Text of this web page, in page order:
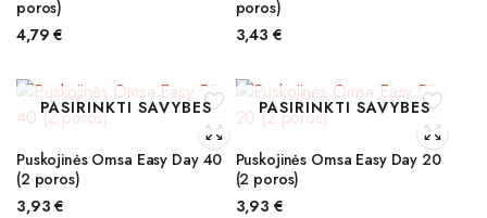
poros)
4,79€
poros)
3,43 €
PASIRINKTI SAVYBES
Puskojinės Omsa Easy Day 40
(2 poros)
3,93€
PASIRINKTI SAVYBES
Puskojinės Omsa Easy Day 20
(2 poros)
3,93 €